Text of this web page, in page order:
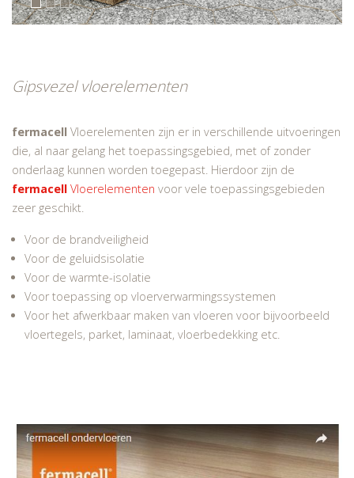
Gipsvezel vloerelementen
fermacell Vloerelementen zijn er in verschillende uitvoeringen
die, al naar gelang het toepassingsgebied, met of zonder
onderlaag kunnen worden toegepast. Hierdoor zijn de
fermacell Vloerelementen voor vele toepassingsgebieden
zeer geschikt.
Voor de brandveiligheid
Voor de geluidsisolatie
Voor de warmte-isolatie
Voor toepassing op vloerverwarmingssystemen
Voor het afwerkbaar maken van vloeren voor bijvoorbeeld
vloertegels, parket, laminaat, vloerbedekking etc.